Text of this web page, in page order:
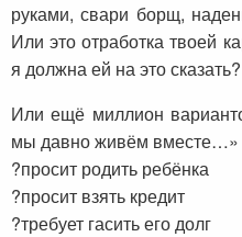
руками, свари борщ,
Или это отработка твоей
я должна ей на это сказать?
Или ещё миллион
мы давно живём вместе…»
?просит родить ребёнка
?просит взять кредит
?требует гасить его долг